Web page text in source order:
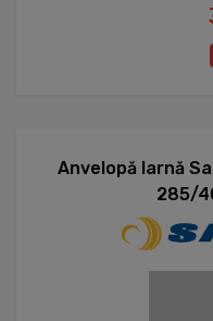
Anvelopă Iarnă
285/